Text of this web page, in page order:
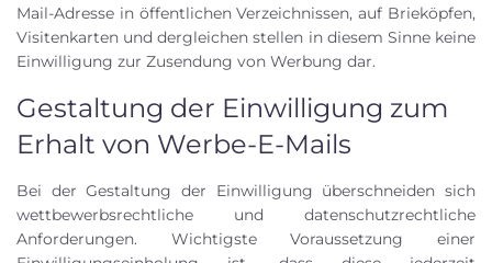
Mail-Adresse in öffentlichen Verzeichnissen, auf Brieköpfen,
Visitenkarten und dergleichen stellen in diesem Sinne keine
Einwilligung zur Zusendung von Werbung dar.
Gestaltung der Einwilligung zum
Erhalt von Werbe-E-Mails
Bei der Gestaltung der Einwilligung überschneiden sich
wettbewerbsrechtliche und datenschutzrechtliche
Anforderungen. Wichtigste Voraussetzung einer